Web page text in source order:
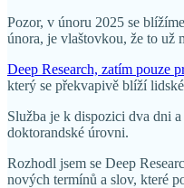
Pozor, v únoru 2025 se
února, je vlaštovkou, že to už
Deep Research, zatím pouze
který se překvapivě blíží
Služba je k dispozici dva dni
doktorandské úrovni.
Rozhodl jsem se Deep
nových termínů a slov, které